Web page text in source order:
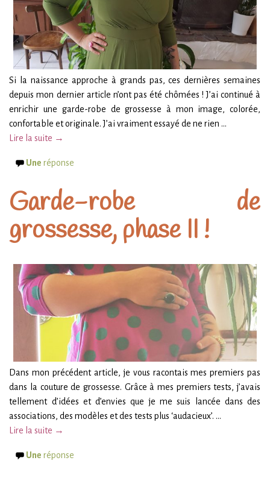
Si la naissance approche à grands pas, ces dernières semaines
depuis mon dernier article n’ont pas été chômées ! J’ai continué à
enrichir une garde-robe de grossesse à mon image, colorée,
confortable et originale. J’ai vraiment essayé de ne rien …
Lire la suite →
Une réponse
Garde-robe de
grossesse, phase II !
Dans mon précédent article, je vous racontais mes premiers pas
dans la couture de grossesse. Grâce à mes premiers tests, j’avais
tellement d’idées et d’envies que je me suis lancée dans des
associations, des modèles et des tests plus ‘audacieux’. …
Lire la suite →
Une réponse